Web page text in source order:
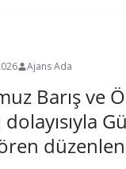
Ajans Ada
Barış ve
dolayısıyla